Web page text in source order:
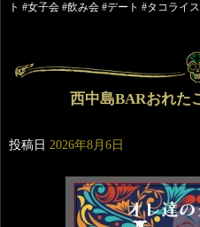
ト #女子会 #飲み会 #デート #タコライ
西中島BARおれた
投稿日 2026年8月6日